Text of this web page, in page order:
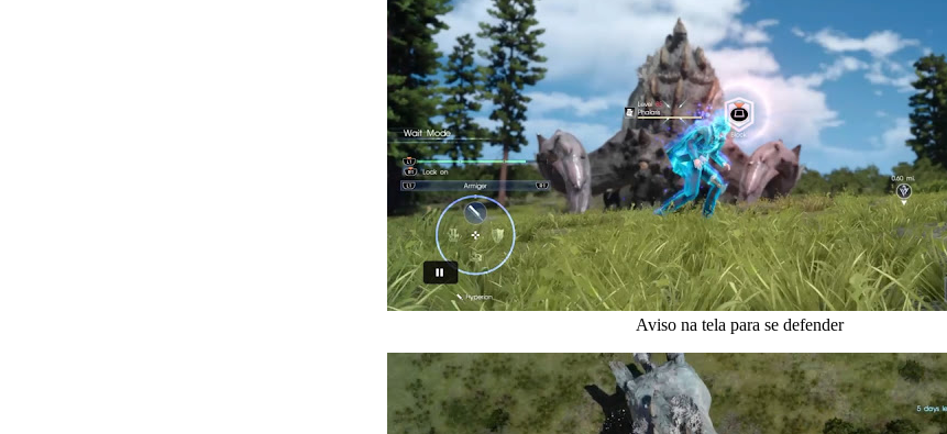
Aviso na tela para se defender